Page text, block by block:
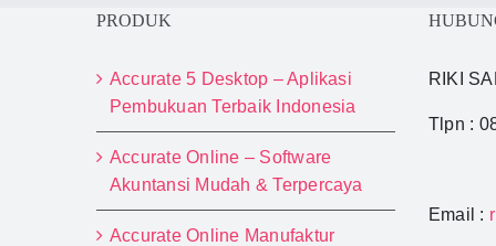
PRODUK
Accurate 5 Desktop – Aplikasi
Pembukuan Terbaik Indonesia
Accurate Online – Software
Akuntansi Mudah & Terpercaya
Accurate Online Manufaktur
RIKI
Tlpn :
Email :